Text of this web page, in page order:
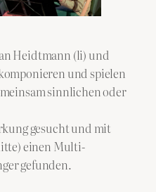
Heidtmann (li) und
und spielen
sinnlichen oder
gesucht und mit
einen Multi-
gefunden.